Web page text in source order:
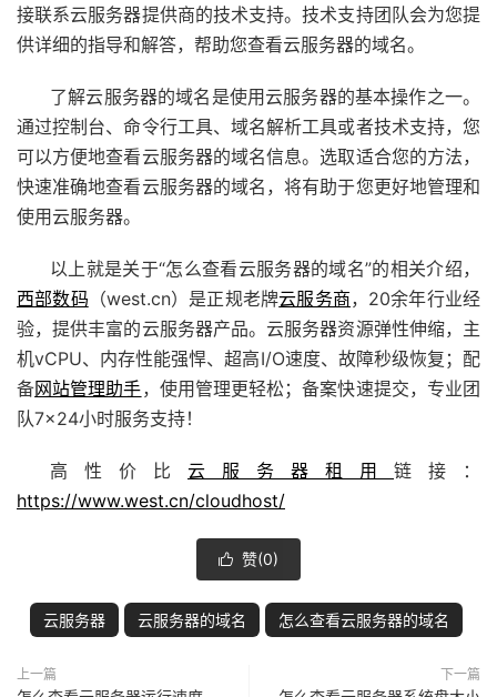
接联系云服务器提供商的技术支持。技术支持团队会为您提
供详细的指导和解答，帮助您查看云服务器的域名。
了解云服务器的域名是使用云服务器的基本操作之一。
通过控制台、命令行工具、域名解析工具或者技术支持，您
可以方便地查看云服务器的域名信息。选取适合您的方法，
快速准确地查看云服务器的域名，将有助于您更好地管理和
使用云服务器。
以上就是关于“怎么查看云服务器的域名”的相关介绍，
西部数码 （west.cn）是正规老牌云服务商，20余年行业经
验，提供丰富的云服务器产品。云服务器资源弹性伸缩，主
机vCPU、内存性能强悍、超高I/O速度、故障秒级恢复；配
备网站管理助手，使用管理更轻松；备案快速提交，专业团
队7×24小时服务支持！
高性价比 云服务器租用 链接：
https://www.west.cn/cloudhost/
 赞(0)
云服务器 云服务器的域名 怎么查看云服务器的域名
上一篇 下一篇